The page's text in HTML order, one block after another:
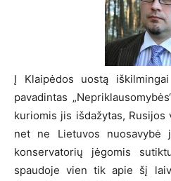
Į Klaipėdos uostą
pavadintas
kuriomis jis išdažytas, Rusijos
net ne Lietuvos nuosavybė
konservatorių jėgomis
spaudoje vien tik apie šį